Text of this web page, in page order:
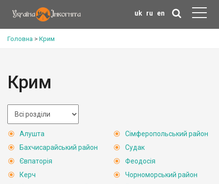
uk ru en
Головна > Крим
Крим
Алушта
Бахчисарайський район
Євпаторія
Керч
Сімферопольський район
Судак
Феодосія
Чорноморський район